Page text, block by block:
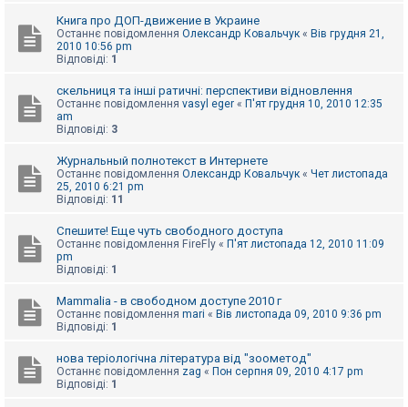
Книга про ДОП-движение в Украине
Останнє повідомлення Олександр Ковальчук « Вів грудня 21,
2010 10:56 pm
Відповіді: 1
скельниця та інші ратичні: перспективи відновлення
Останнє повідомлення vasyl eger « П'ят грудня 10, 2010 12:35
am
Відповіді: 3
Журнальный полнотекст в Интернете
Останнє повідомлення Олександр Ковальчук « Чет листопада
25, 2010 6:21 pm
Відповіді: 11
Спешите! Еще чуть свободного доступа
Останнє повідомлення FireFly « П'ят листопада 12, 2010 11:09
pm
Відповіді: 1
Mammalia - в свободном доступе 2010 г
Останнє повідомлення mari « Вів листопада 09, 2010 9:36 pm
Відповіді: 1
нова теріологічна література від "зоометод"
Останнє повідомлення zag « Пон серпня 09, 2010 4:17 pm
Відповіді: 1